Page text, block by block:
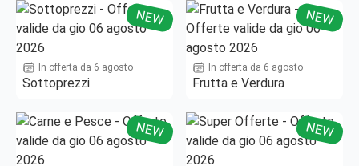
NEW
In offerta da 6 agosto
Sottoprezzi
NEW
In offerta da 6 agosto
Frutta e Verdura
NEW NEW